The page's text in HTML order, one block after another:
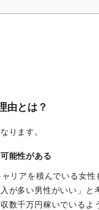
由とは？
ります。
能性がある
リアを積んでいる女性
が多い男性がいい」と
数千万円稼いでいるよ